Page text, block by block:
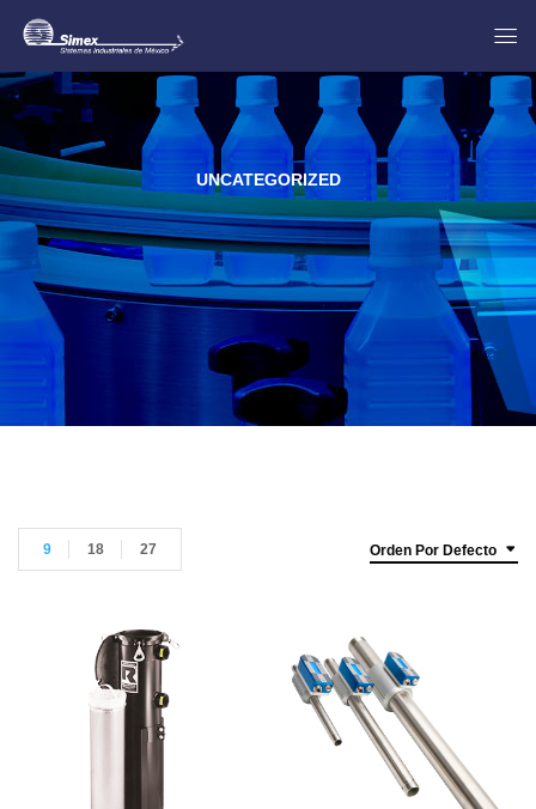
UNCATEGORIZED
Orden Por Defecto
9 18 27